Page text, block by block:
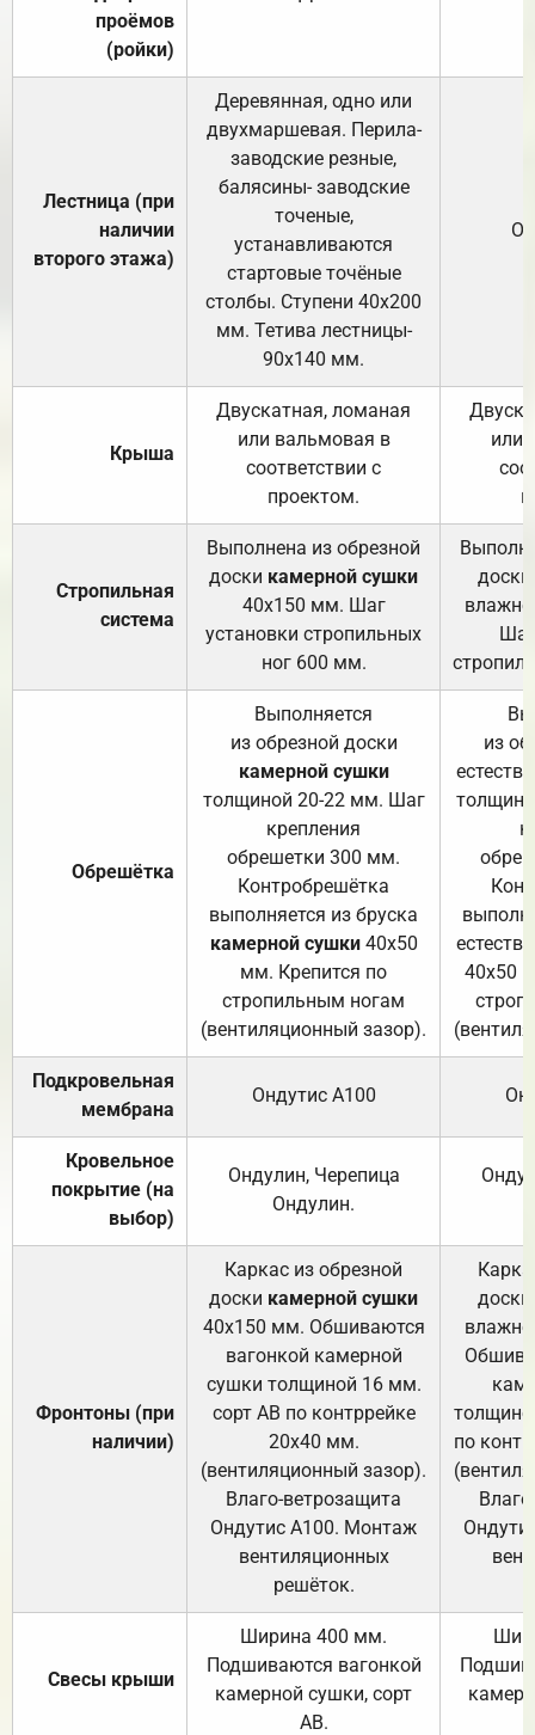
проёмов
(ройки)
Лестница (при
наличии
второго этажа)
Деревянная, одно или
двухмаршевая. Перила-
заводские резные,
балясины- заводские
точеные,
устанавливаются
стартовые точёные
столбы. Ступени 40х200
мм. Тетива лестницы-
90х140 мм.
Крыша
Двускатная, ломаная
или вальмовая в
соответствии с
проектом.
или
Стропильная
система
Выполнена из обрезной
доски камерной сушки
40х150 мм. Шаг
установки стропильных
ног 600 мм.
доски
Обрешётка
Выполняется
из обрезной доски
камерной сушки
толщиной 20-22 мм. Шаг
крепления
обрешетки 300 мм.
Контробрешётка
выполняется из бруска
камерной сушки40х50
мм. Крепится по
стропильным ногам
(вентиляционный зазор).
из
40х50
Подкровельная
мембрана
Ондутис А100
Кровельное
покрытие (на
выбор)
Ондулин, Черепица
Ондулин.
Фронтоны (при
наличии)
Каркас из обрезной
доски камерной сушки
40х150 мм. Обшиваются
вагонкой камерной
сушки толщиной 16 мм.
сорт АВ по контррейке
20х40 мм.
(вентиляционный зазор).
Влаго-ветрозащита
Ондутис А100. Монтаж
вентиляционных
решёток.
доски
по
Свесы крыши
Ширина 400 мм.
Подшиваются вагонкой
камерной сушки, сорт
АВ.